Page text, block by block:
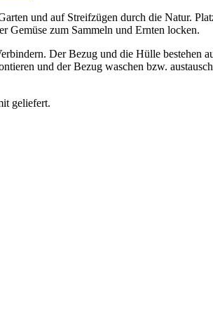
und auf Streifzügen durch die Natur.
Gemüse zum Sammeln und Ernten locken.
Der Bezug und die Hülle bestehen
und der Bezug waschen bzw.
geliefert.